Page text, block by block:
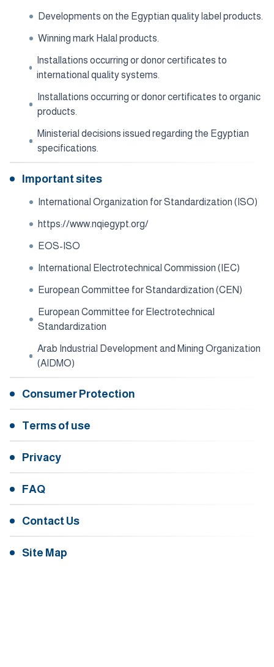
Developments on the Egyptian quality label products.
Winning mark Halal products.
Installations occurring or donor certificates to
international quality systems.
Installations occurring or donor certificates to organic
products.
Ministerial decisions issued regarding the Egyptian
specifications.
Important sites
International Organization for Standardization (ISO)
https://www.nqiegypt.org/
EOS-ISO
International Electrotechnical Commission (IEC)
European Committee for Standardization (CEN)
European Committee for Electrotechnical
Standardization
Arab Industrial Development and Mining Organization
(AIDMO)
Consumer Protection
Terms of use
Privacy
FAQ
Contact Us
Site Map